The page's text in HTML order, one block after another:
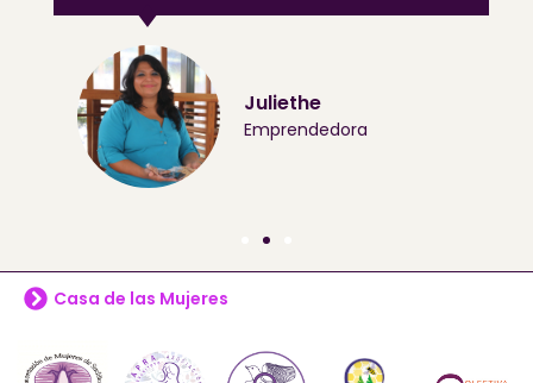
Juliethe
Emprendedora
Casa de las Mujeres